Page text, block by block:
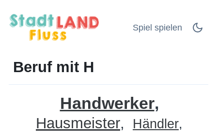
Spiel spielen
Beruf mit H
Handwerker
Hausmeister Händler